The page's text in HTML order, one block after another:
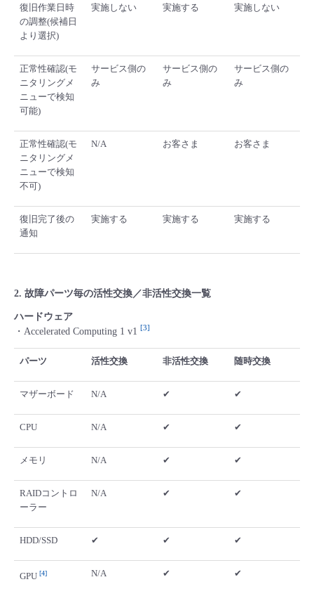
復旧作業日時
の調整(候補日
より選択)
実施しない 実施する 実施しない
正常性確認(モ
ニタリングメ
ニューで検知
可能)
サービス側の
み
サービス側の
み
サービス側の
み
正常性確認(モ
ニタリングメ
ニューで検知
不可)
N/A お客さま お客さま
復旧完了後の
通知
実施する 実施する 実施する
2. 故障パーツ毎の活性交換／非活性交換一覧
ハードウェア
・Accelerated Computing 1 v1
3
パーツ 活性交換 非活性交換 随時交換
マザーボード N/A ✔ ✔
CPU N/A ✔ ✔
メモリ N/A ✔ ✔
RAIDコントロ
ーラー
N/A ✔ ✔
HDD/SSD ✔ ✔ ✔
GPU 4 N/A ✔ ✔